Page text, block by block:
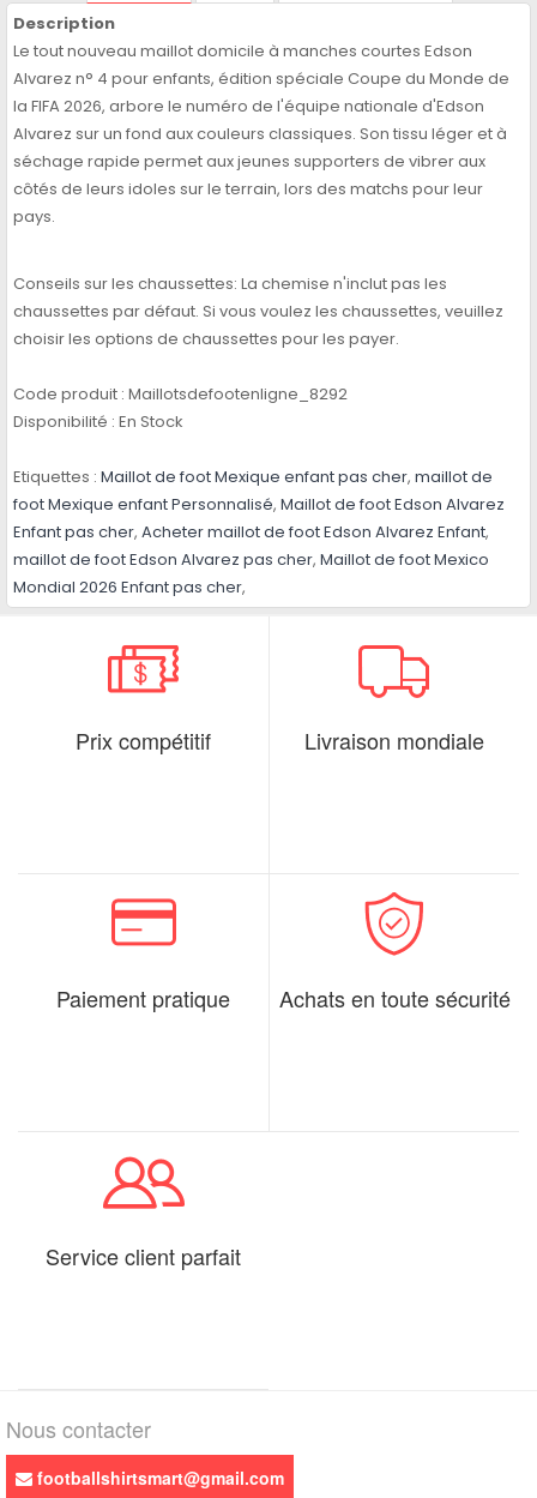
Description
Le tout nouveau maillot domicile à manches courtes Edson
Alvarez n° 4 pour enfants, édition spéciale Coupe du Monde de
la FIFA 2026, arbore le numéro de l'équipe nationale d'Edson
Alvarez sur un fond aux couleurs classiques. Son tissu léger et à
séchage rapide permet aux jeunes supporters de vibrer aux
côtés de leurs idoles sur le terrain, lors des matchs pour leur
pays.
Conseils sur les chaussettes: La chemise n'inclut pas les
chaussettes par défaut. Si vous voulez les chaussettes, veuillez
choisir les options de chaussettes pour les payer.
Code produit : Maillotsdefootenligne_8292
Disponibilité : En Stock
Etiquettes : Maillot de foot Mexique enfant pas cher, maillot de
foot Mexique enfant Personnalisé, Maillot de foot Edson Alvarez
Enfant pas cher, Acheter maillot de foot Edson Alvarez Enfant,
maillot de foot Edson Alvarez pas cher, Maillot de foot Mexico
Mondial 2026 Enfant pas cher,
Prix compétitif Livraison mondiale
Paiement pratique Achats en toute sécurité
Service client parfait
Nous contacter
footballshirtsmart@gmail.com